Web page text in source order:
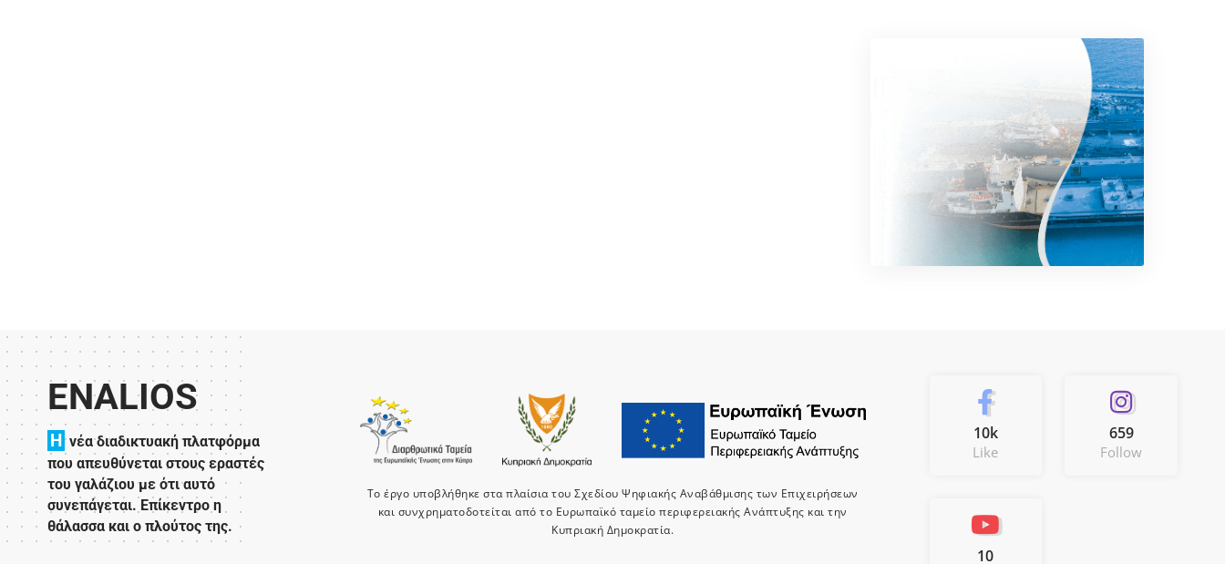
ENALIOS
H νέα διαδικτυακή πλατφόρμα
που απευθύνεται στους εραστές
του γαλάζιου με ότι αυτό
συνεπάγεται. Επίκεντρο η
θάλασσα και ο πλούτος της.
Το έργο υποβλήθηκε στα πλαίσια του Σχεδίου Ψηφιακής Αναβάθμισης των Επιχειρήσεων
και συνχρηματοδοτείται από το Ευρωπαϊκό ταμείο περιφερειακής Ανάπτυξης και την
Κυπριακή Δημοκρατία.
10k
Like
659
Follow
10